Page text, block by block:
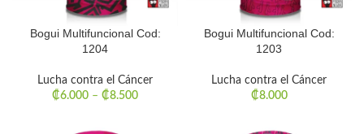
Bogui Multifuncional Cod:
1204
Lucha contra el Cáncer
₡6.000 – ₡8.500
Bogui Multifuncional Cod:
1203
Lucha contra el Cáncer
₡8.000